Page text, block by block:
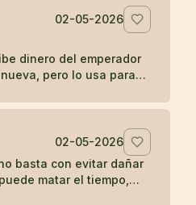
02-05-2026
dinero del emperador
pero lo usa para
02-05-2026
basta con evitar dañar
matar el tiempo,